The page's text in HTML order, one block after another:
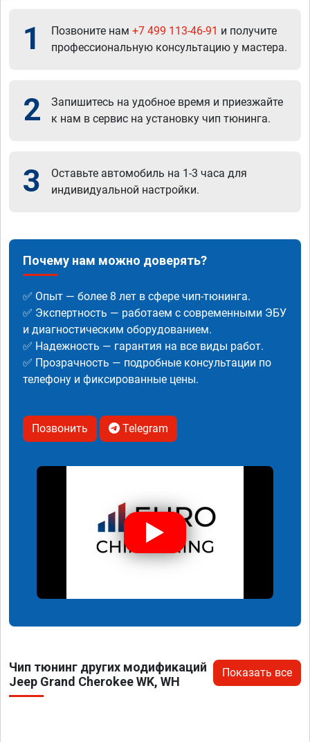
1 Позвоните нам +7 499 113-46-91 и получите
профессиональную консультацию у мастера.
2
Запишитесь на удобное время и приезжайте
к нам в сервис на установку чип тюнинга.
3
Оставьте автомобиль на 1-3 часа для
индивидуальной настройки.
Почему нам можно доверять?
✅ Опыт — более 8 лет в сфере чип-тюнинга.
✅ Экспертность — работаем с современными ЭБУ
и диагностическим оборудованием.
✅ Надежность — гарантия на все виды работ.
✅ Прозрачность — подробные консультации по
телефону и фиксированные цены.
Позвонить Telegram
Чип тюнинг других модификаций
Jeep Grand Cherokee WK, WH
Показать все